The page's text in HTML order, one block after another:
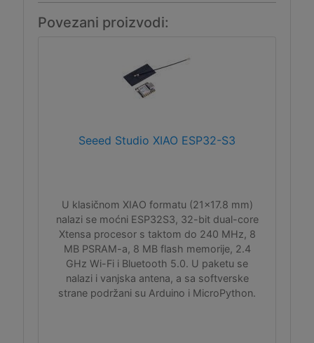
Povezani proizvodi:
Seeed Studio XIAO ESP32-S3
U klasičnom XIAO formatu (21x17.8 mm)
nalazi se moćni ESP32S3, 32-bit dual-core
Xtensa procesor s taktom do 240 MHz, 8
MB PSRAM-a, 8 MB flash memorije, 2.4
GHz Wi-Fi i Bluetooth 5.0. U paketu se
nalazi i vanjska antena, a sa softverske
strane podržani su Arduino i MicroPython.